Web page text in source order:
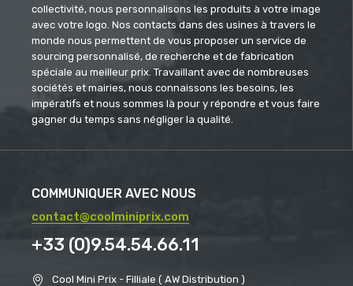
collectivité, nous personnalisons les produits à votre image
avec votre logo. Nos contacts dans des usines à travers le
monde nous permettent de vous proposer un service de
sourcing personnalisé, de recherche et de fabrication
spéciale au meilleur prix. Travaillant avec de nombreuses
sociétés et mairies, nous connaissons les besoins, les
impératifs et nous sommes là pour y répondre et vous faire
gagner du temps sans négliger la qualité.
COMMUNIQUER AVEC NOUS
contact@coolminiprix.com
+33 (0)9.54.54.66.11
Cool Mini Prix - Filliale ( AW Distribution )